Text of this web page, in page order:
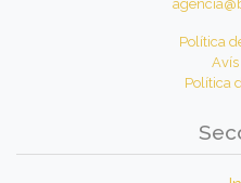
Política
Avís
Política